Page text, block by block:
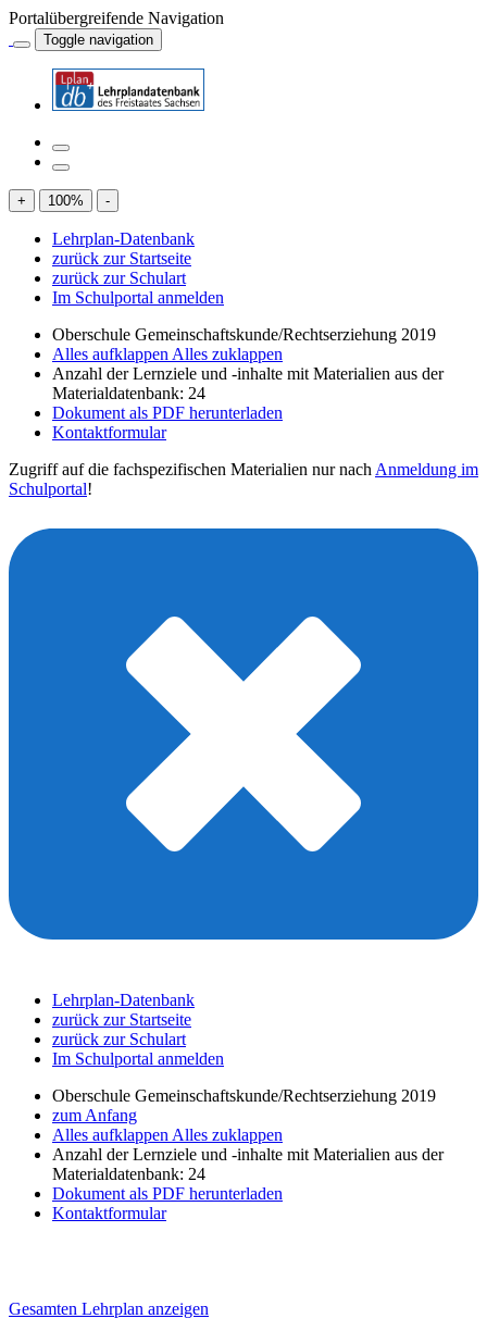
Portalübergreifende Navigation
Toggle navigation
+ 100% -
Lehrplan-Datenbank
zurück zur Startseite
zurück zur Schulart
Im Schulportal anmelden
Oberschule Gemeinschaftskunde/Rechtserziehung 2019
Alles aufklappen Alles zuklappen
Anzahl der Lernziele und -inhalte mit Materialien aus der
Materialdatenbank: 24
Dokument als PDF herunterladen
Kontaktformular
Zugriff auf die fachspezifischen Materialien nur nach Anmeldung im
Schulportal!
Lehrplan-Datenbank
zurück zur Startseite
zurück zur Schulart
Im Schulportal anmelden
Oberschule Gemeinschaftskunde/Rechtserziehung 2019
zum Anfang
Alles aufklappen Alles zuklappen
Anzahl der Lernziele und -inhalte mit Materialien aus der
Materialdatenbank: 24
Dokument als PDF herunterladen
Kontaktformular
Gesamten Lehrplan anzeigen